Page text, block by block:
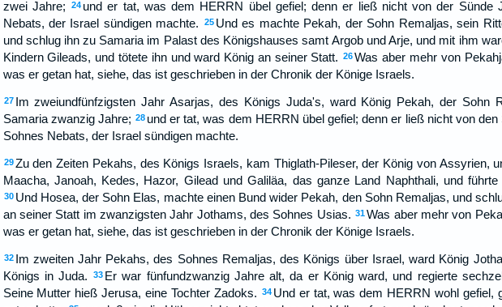
zwei Jahre;
24 und er tat, was dem HERRN übel gefiel; denn er ließ nicht von der Sünde
Nebats, der Israel sündigen machte.
25 Und es machte Pekah, der Sohn Remaljas, sein
und schlug ihn zu Samaria im Palast des Königshauses samt Argob und Arje, und mit ihm
Kindern Gileads, und tötete ihn und ward König an seiner Statt.
26Was aber mehr von
was er getan hat, siehe, das ist geschrieben in der Chronik der Könige Israels.
27 Im zweiundfünfzigsten Jahr Asarjas, des Königs Juda's, ward König Pekah, der Sohn
Samaria zwanzig Jahre; 28 und er tat, was dem HERRN übel gefiel; denn er ließ nicht von
Sohnes Nebats, der Israel sündigen machte.
29 Zu den Zeiten Pekahs, des Königs Israels, kam Thiglath-Pileser, der König von Assyrien,
Maacha, Janoah, Kedes, Hazor, Gilead und Galiläa, das ganze Land Naphthali, und
30 Und Hosea, der Sohn Elas, machte einen Bund wider Pekah, den Sohn Remaljas, und
an seiner Statt im zwanzigsten Jahr Jothams, des Sohnes Usias. 31Was aber mehr von
was er getan hat, siehe, das ist geschrieben in der Chronik der Könige Israels.
32 Im zweiten Jahr Pekahs, des Sohnes Remaljas, des Königs über Israel, ward König
Königs in Juda.
33 Er war fünfundzwanzig Jahre alt, da er König ward, und regierte
Seine Mutter hieß Jerusa, eine Tochter Zadoks. 34 Und er tat, was dem HERRN wohl gefiel,